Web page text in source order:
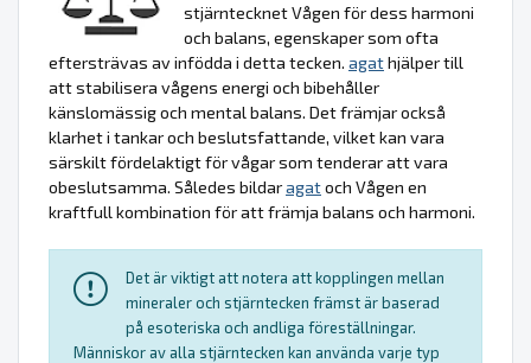
stjärntecknet Vågen för dess harmoni
och balans, egenskaper som ofta
eftersträvas av infödda i detta tecken. agathjälper till
att stabilisera vågens energi och bibehåller
känslomässig och mental balans. Det främjar också
klarhet i tankar och beslutsfattande, vilket kan vara
särskilt fördelaktigt för vågar som tenderar att vara
obeslutsamma. Således bildaragatoch Vågen en
kraftfull kombination för att främja balans och harmoni.
Det är viktigt att notera att kopplingen mellan
mineraler och stjärntecken främst är baserad
på esoteriska och andliga föreställningar.
Människor av alla stjärntecken kan använda varje typ